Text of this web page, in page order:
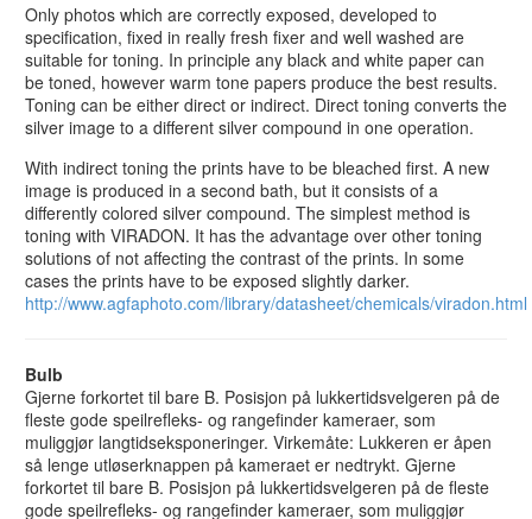
Only photos which are correctly exposed, developed to
specification, fixed in really fresh fixer and well washed are
suitable for toning. In principle any black and white paper can
be toned, however warm tone papers produce the best results.
Toning can be either direct or indirect. Direct toning converts the
silver image to a different silver compound in one operation.
With indirect toning the prints have to be bleached first. A new
image is produced in a second bath, but it consists of a
differently colored silver compound. The simplest method is
toning with VIRADON. It has the advantage over other toning
solutions of not affecting the contrast of the prints. In some
cases the prints have to be exposed slightly darker.
http://www.agfaphoto.com/library/datasheet/chemicals/viradon.html
Bulb
Gjerne forkortet til bare B. Posisjon på lukkertidsvelgeren på de
fleste gode speilrefleks- og rangefinder kameraer, som
muliggjør langtidseksponeringer. Virkemåte: Lukkeren er åpen
så lenge utløserknappen på kameraet er nedtrykt. Gjerne
forkortet til bare B. Posisjon på lukkertidsvelgeren på de fleste
gode speilrefleks- og rangefinder kameraer, som muliggjør